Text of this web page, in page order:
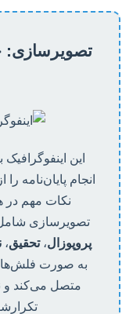
تصویرسازی:
این
انجام پایان‌نامه را
نکات مهم در
تصویرسازی شامل
پروپوزال،تحقیق،
به صورت
متصل می‌کند و